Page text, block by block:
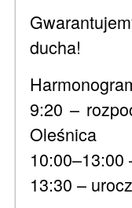
ducha!
9:20 –
Oleśnica
13:30 –